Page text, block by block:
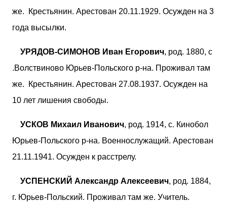
же. Крестьянин. Арестован 20.11.1929. Осужден на 3
года высылки.
УРЯДОВ-СИМОНОВ Иван Егорович, род. 1880, с
.Волствиново Юрьев-Польского р-на. Проживал там
же. Крестьянин. Арестован 27.08.1937. Осужден на
10 лет лишения свободы.
УСКОВ Михаил Иванович, род. 1914, с. Кинобол
Юрьев-Польского р-на. Военнослужащий. Арестован
21.11.1941. Осужден к расстрелу.
УСПЕНСКИЙ Александр Алексеевич, род. 1884,
г. Юрьев-Польский. Проживал там же. Учитель.